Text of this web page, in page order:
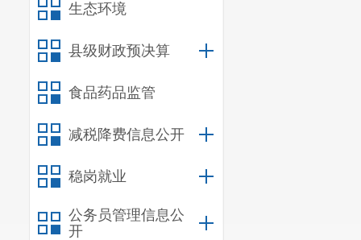
生态环境
县级财政预决算
食品药品监管
减税降费信息公开
稳岗就业
公务员管理信息公
开